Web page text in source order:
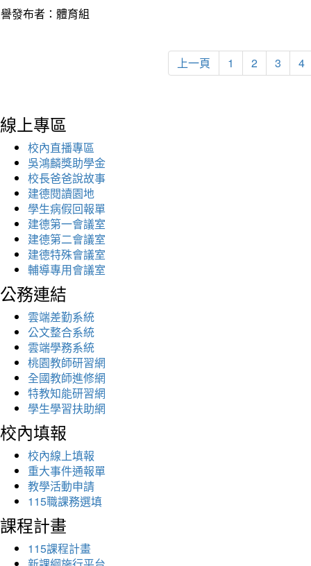
發布者：體育組
上一頁 1 2 3 4
線上專區
校內直播專區
吳鴻麟獎助學金
校長爸爸說故事
建德閱讀園地
學生病假回報單
建德第一會議室
建德第二會議室
建德特殊會議室
輔導專用會議室
公務連結
雲端差勤系統
公文整合系統
雲端學務系統
桃園教師研習網
全國教師進修網
特教知能研習網
學生學習扶助網
校內填報
校內線上填報
重大事件通報單
教學活動申請
115職課務選填
課程計畫
115課程計畫